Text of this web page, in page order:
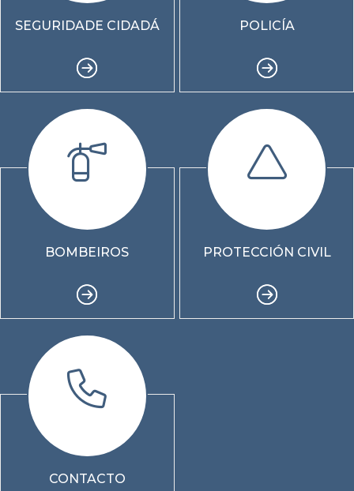
SEGURIDADE CIDADÁ POLICÍA
BOMBEIROS PROTECCIÓN CIVIL
CONTACTO